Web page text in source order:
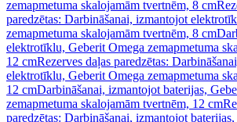
zemapmetuma skalojamām tvertnēm, 8 cm
paredzētas: Darbināšanai, izmantojot
zemapmetuma skalojamām tvertnēm, 8 cm
elektrotīklu, Geberit Omega zemapmetuma
12 cmRezerves daļas paredzētas:
elektrotīklu, Geberit Omega zemapmetuma
12 cmDarbināšanai, izmantojot baterijas,
zemapmetuma skalojamām tvertnēm, 12 cm
paredzētas: Darbināšanai, izmantojot